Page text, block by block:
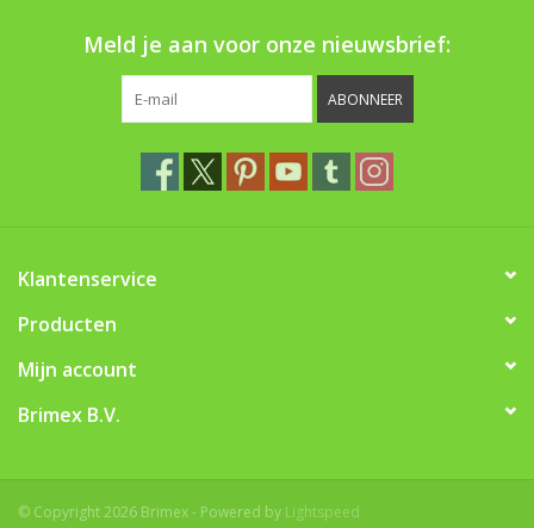
Merken
Meld je aan voor onze nieuwsbrief:
ABONNEER
Klantenservice
Producten
Mijn account
Brimex B.V.
© Copyright 2026 Brimex - Powered by Lightspeed